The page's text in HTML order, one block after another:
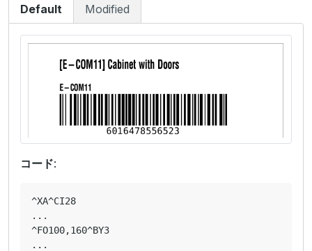
Default Modified
コード:
^XA^CI28
...
^FO100,160^BY3
...